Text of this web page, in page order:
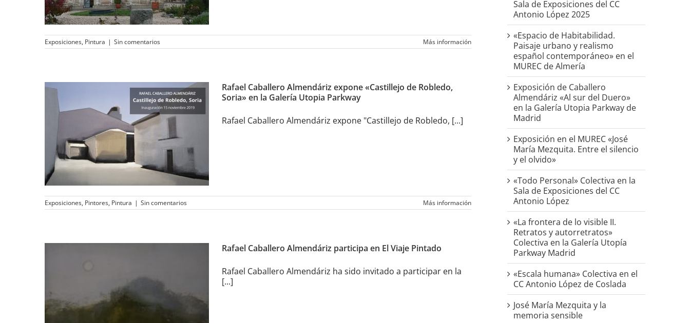
Exposiciones, Pintura | Sin comentarios Más información
Rafael Caballero
Almendáriz expone
«Castillejo de Robledo,
Soria» en la Galería
Utopia Parkway
Rafael Caballero Almendáriz expone «Castillejo de Robledo,
Soria» en la Galería Utopia Parkway
Rafael Caballero Almendáriz expone "Castillejo de Robledo, [...]
Exposiciones, Pintores, Pintura | Sin comentarios Más información
Rafael Caballero
Almendáriz participa en
Rafael Caballero Almendáriz participa en El Viaje Pintado
Rafael Caballero Almendáriz ha sido invitado a participar en la
[...]
Sala de Exposiciones del CC
Antonio López 2025
«Espacio de Habitabilidad.
Paisaje urbano y realismo
español contemporáneo» en el
MUREC de Almería
Exposición de Caballero
Almendáriz «Al sur del Duero»
en la Galería Utopia Parkway de
Madrid
Exposición en el MUREC «José
María Mezquita. Entre el silencio
y el olvido»
«Todo Personal» Colectiva en la
Sala de Exposiciones del CC
Antonio López
«La frontera de lo visible II.
Retratos y autorretratos»
Colectiva en la Galería Utopía
Parkway Madrid
«Escala humana» Colectiva en el
CC Antonio López de Coslada
José María Mezquita y la
memoria sensible